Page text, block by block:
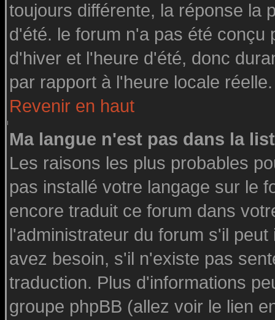
toujours différente, la réponse la
d'été. le forum n'a pas été conçu
d'hiver et l'heure d'été, donc
par rapport à l'heure locale réelle.
Revenir en haut
Ma langue n'est pas dans la
Les raisons les plus probables
pas installé votre langage sur le
encore traduit ce forum dans
l'administrateur du forum s'il
avez besoin, s'il n'existe pas
traduction. Plus d'informations
groupe phpBB (allez voir le lien